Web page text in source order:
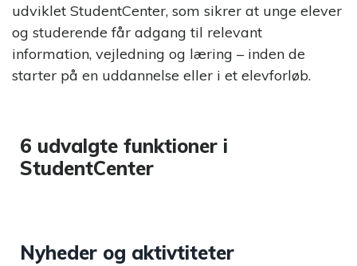
unges valg
uddannelse
Foredrag
Y&Z
Chat- & Samtalesystem
Indgå i dialog med
Eventmanagementsystem
drift af jobportaler
Videregående uddannelser
udviklet StudentCenter, som sikrer at unge elever
og studerende får adgang til relevant
information, vejledning og læring – inden de
starter på en uddannelse eller i et elevforløb.
6 udvalgte funktioner i
StudentCenter
Nyheder og aktivtiteter